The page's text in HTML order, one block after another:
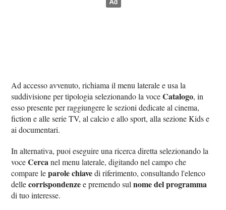
Ad accesso avvenuto, richiama il menu laterale e usa la
suddivisione per tipologia selezionando la voceCatalogo, in
esso presente per raggiungere le sezioni dedicate al cinema,
fiction e alle serie TV, al calcio e allo sport, alla sezione Kids e
ai documentari.
In alternativa, puoi eseguire una ricerca diretta selezionando la
voceCercanel menu laterale, digitando nel campo che
compare leparole chiavedi riferimento, consultando l'elenco
dellecorrispondenzee premendo sulnome del programma
di tuo interesse.